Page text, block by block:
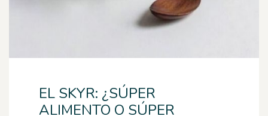
EL SKYR: ¿SÚPER
ALIMENTO O SÚPER